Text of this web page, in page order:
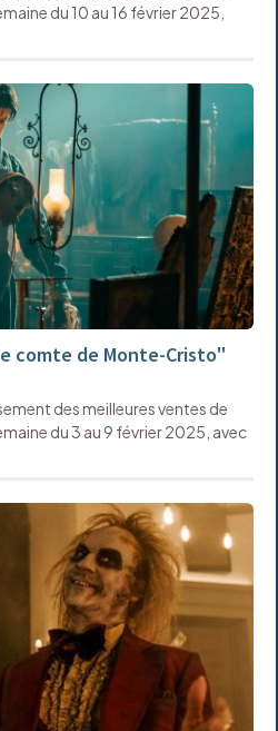
du 10 au 16 février 2025,
comte de Monte-Cristo"
des meilleures ventes de
du 3 au 9 février 2025, avec